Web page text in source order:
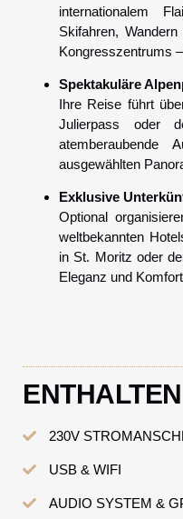
internationalem
Skifahren,
Kongresszentrums
Spektakuläre
Ihre Reise führt
Julierpass oder
atemberaubende
ausgewählten
Exklusive
Optional
weltbekannten
in St. Moritz oder
Eleganz und
ENTHALTEN
230V
USB & WIFI
AUDIO SYSTEM &